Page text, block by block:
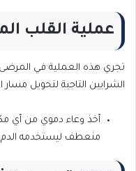
عملية القلب
تجري هذه العملية في
الشرايين التاجية لتحويل
أخذ وعاء دموي من أي
منعطف ليستخدمه الدم